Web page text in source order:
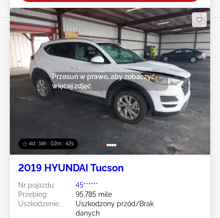
4d : 14h : 02m : 39s
Przesuń w prawo, aby zobaczyć
więcej zdjęć
2019 HYUNDAI Tucson
Nr pojazdu:
45******
Przebieg:
95,785 mile
Uszkodzenie:
Uszkodzony przód/Brak
danych